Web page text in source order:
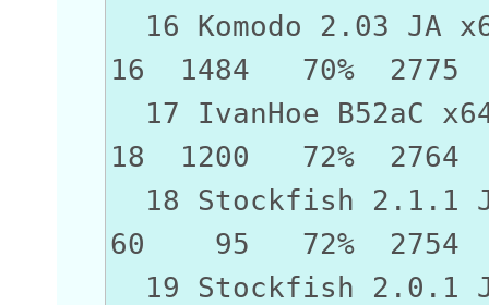
16 Komodo
16 1484 70% 2775
17 IvanHoe
18 1200 72% 2764
18 Stockfish 2.1.1
60 95 72% 2754
19 Stockfish